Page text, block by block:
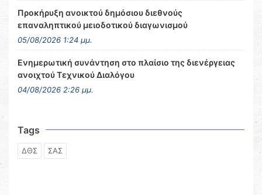
Προκήρυξη ανοικτού δημόσιου διεθνούς
επαναληπτικού μειοδοτικού διαγωνισμού
05/08/2026 1:24 μμ.
Ενημερωτική συνάντηση στο πλαίσιο της διενέργειας
ανοιχτού Τεχνικού Διαλόγου
04/08/2026 2:26 μμ.
Tags
ΔΘΣ ΣΑΣ